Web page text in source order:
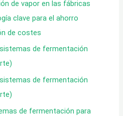
de vapor en las fábricas
clave para el ahorro
de costes
de fermentación
de fermentación
de fermentación para